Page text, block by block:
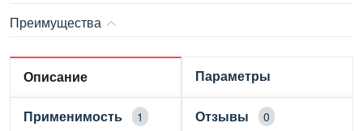
Преимущества
Описание Параметры
Применимость 1 Отзывы 0